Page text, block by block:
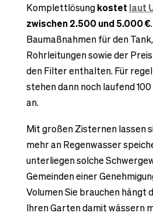
Komplettlösungkostet laut
zwischen 2.500 und 5.000 €
Baumaßnahmen für den
Rohrleitungen sowie der
den Filter enthalten. Für
stehen dann noch laufend
an.
Mit großen Zisternen lassen
mehr an Regenwasser
unterliegen solche
Gemeinden einer
Volumen Sie brauchen hängt
Ihren Garten damit wässern